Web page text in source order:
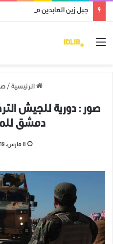
جبل زين العابدين محرر من قوات
القائمة
الرئيسية /
صور : دورية للجيش
دمشق
8 مارس، 2019